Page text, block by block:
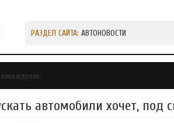
РАЗДЕЛ САЙТА: АВТОНОВОСТИ
автомобили хочет, под